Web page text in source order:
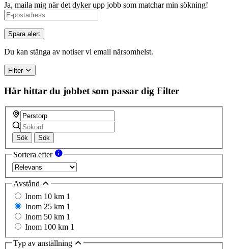
Ja, maila mig när det dyker upp jobb som matchar min sökning!
Spara alert
Du kan stänga av notiser vi email närsomhelst.
Filter
Här hittar du jobbet som passar dig Filter
Sök Sök
Sortera efter
Avstånd
Inom 10 km 1
Inom 25 km 1
Inom 50 km 1
Inom 100 km 1
Typ av anställning